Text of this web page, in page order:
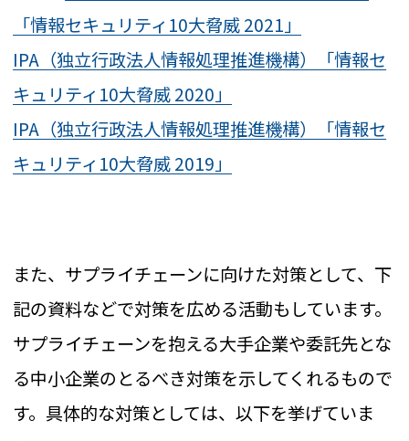
「情報セキュリティ10大脅威 2021」
IPA（独立行政法人情報処理推進機構）「情報セ
キュリティ10大脅威 2020」
IPA（独立行政法人情報処理推進機構）「情報セ
キュリティ10大脅威 2019」
また、サプライチェーンに向けた対策として、下
記の資料などで対策を広める活動もしています。
サプライチェーンを抱える大手企業や委託先とな
る中小企業のとるべき対策を示してくれるもので
す。具体的な対策としては、以下を挙げていま